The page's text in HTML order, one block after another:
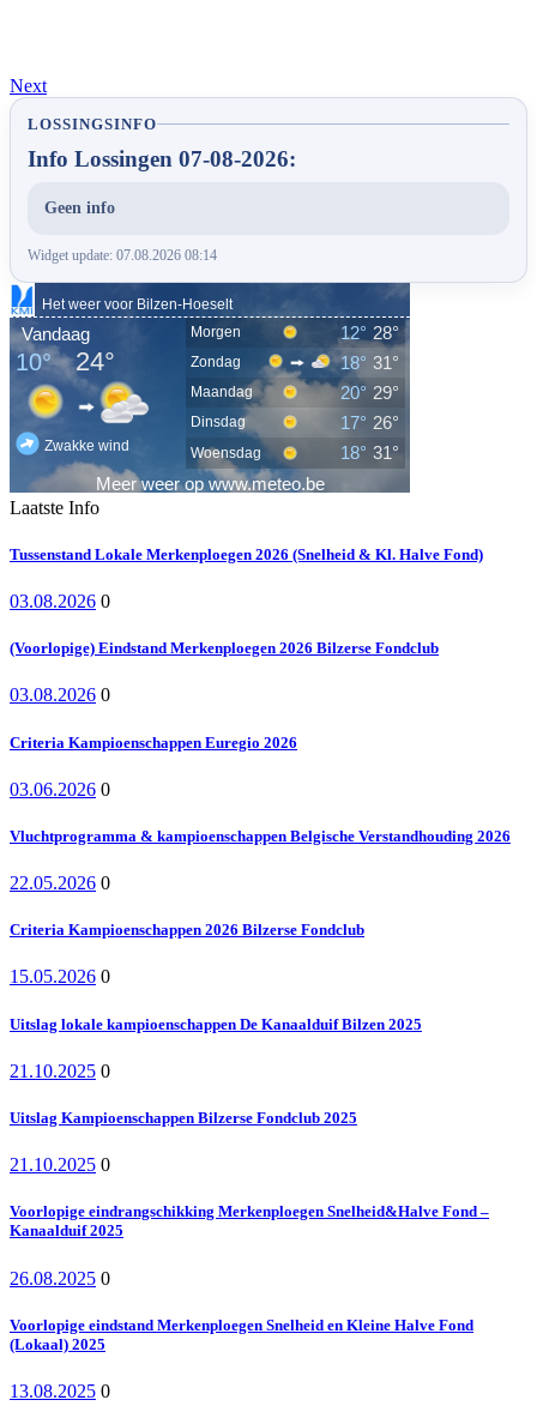
Next
LOSSINGSINFO
Info Lossingen 07-08-2026:
Geen info
Widget update: 07.08.2026 08:14
Laatste Info
Tussenstand Lokale Merkenploegen 2026 (Snelheid & Kl. Halve Fond)
03.08.2026 0
(Voorlopige) Eindstand Merkenploegen 2026 Bilzerse Fondclub
03.08.2026 0
Criteria Kampioenschappen Euregio 2026
03.06.2026 0
Vluchtprogramma & kampioenschappen Belgische Verstandhouding 2026
22.05.2026 0
Criteria Kampioenschappen 2026 Bilzerse Fondclub
15.05.2026 0
Uitslag lokale kampioenschappen De Kanaalduif Bilzen 2025
21.10.2025 0
Uitslag Kampioenschappen Bilzerse Fondclub 2025
21.10.2025 0
Voorlopige eindrangschikking Merkenploegen Snelheid&Halve Fond –
Kanaalduif 2025
26.08.2025 0
Voorlopige eindstand Merkenploegen Snelheid en Kleine Halve Fond
(Lokaal) 2025
13.08.2025 0